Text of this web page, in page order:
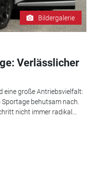
Bildergalerie
Verlässlicher
eine große Antriebsvielfalt:
behutsam nach.
nicht immer radikal...